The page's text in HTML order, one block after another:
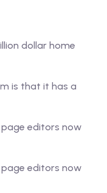
dollar home
is that it has a
page editors now
page editors now